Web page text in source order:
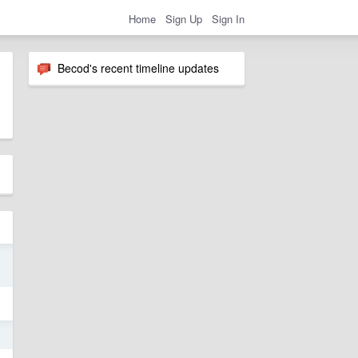
Home Sign Up Sign In
Becod's recent timeline updates